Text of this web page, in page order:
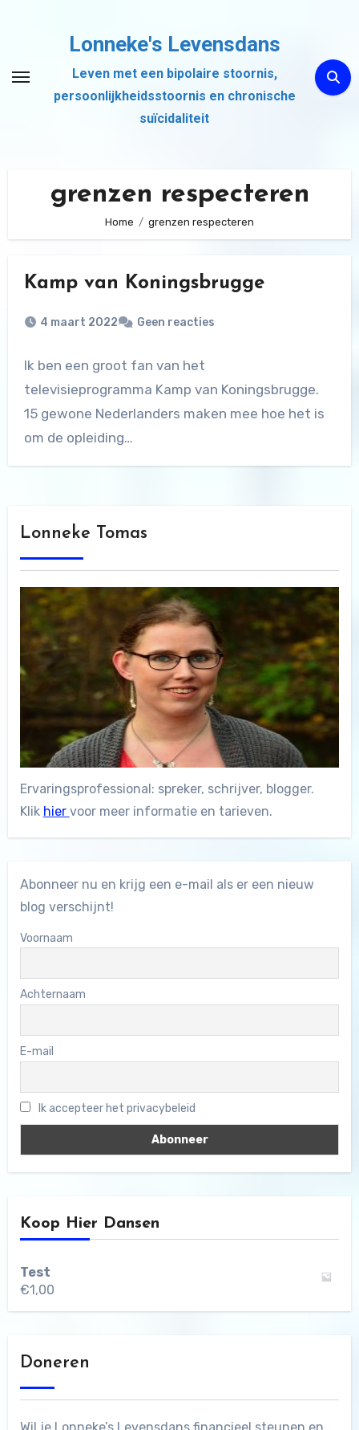
inhoud
Lonneke's Levensdans
Leven met een bipolaire stoornis,
persoonlijkheidsstoornis en chronische
suïcidaliteit
grenzen respecteren
Home grenzen respecteren
Kamp van Koningsbrugge
4 maart 2022 Geen reacties
Ik ben een groot fan van het
televisieprogramma Kamp van Koningsbrugge.
15 gewone Nederlanders maken mee hoe het is
om de opleiding…
Lonneke Tomas
Ervaringsprofessional: spreker, schrijver, blogger.
Klik hier voor meer informatie en tarieven.
Abonneer nu en krijg een e-mail als er een nieuw
blog verschijnt!
Voornaam
Achternaam
E-mail
Ik accepteer het privacybeleid
Koop Hier Dansen
Test
€1,00
Doneren